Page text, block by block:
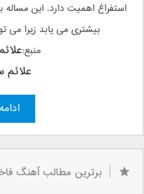
استفراغ اهمیت دارد. این
بیشتری می یابد زیرا می
منبع:
برترین مطالب آهنگ